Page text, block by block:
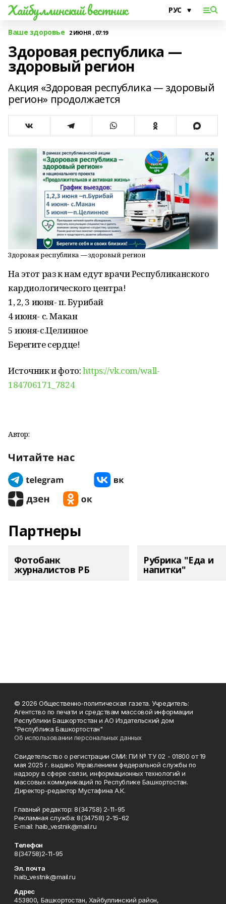
Хайбуллинский вестник
Ваше здоровье 2 ИЮНЯ , 07:19
Здоровая республика —
здоровый регион
Акция «Здоровая республика — здоровый
регион» продолжается
Здоровая республика — здоровый регион
На этот раз к нам едут врачи Республиканского
кардиологического центра!
1, 2, 3 июня- п. Бурибай
4 июня- с. Макан
5 июня-с.Целинное
Берегите сердце!
Источник и фото:https://vk.com/wall-
184706171_7824
Автор:
Читайте нас
Партнеры
Фотобанк
журналистов РБ
Рубрика "Еда и
напитки"
© 2026 Общественно-политическая газета. Учредитель:
Агентство по печати и средствам массовой информации
Республики Башкортостан и АО Издательский дом
"Республика Башкортостан"
Об использовании персональных данных
Свидетельство о регистрации СМИ: ПИ № ТУ 02 - 01800 от 19
мая 2025 г. выдано Управлением федеральной службы по
надзору в сфере связи, информационных технологий и
массовых коммуникаций по Республике Башкортостан.
Директор-редактор Мустафина А.К.
Главный редактор: 8(34758) 2-11-95
Рекламная служба: 8(34758) 2-15-62
Е-mаil: haib_vestnik@mail.ru
Телефон
8(34758)2-11-95
Эл. почта
haib_vestnik@mail.ru
Адрес
453800, Башкортостан, Хайбуллинский район,